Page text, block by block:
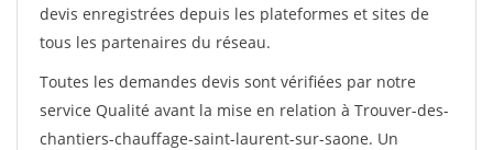
devis enregistrées depuis les plateformes et sites de
tous les partenaires du réseau.
Toutes les demandes devis sont vérifiées par notre
service Qualité avant la mise en relation à Trouver-des-
chantiers-chauffage-saint-laurent-sur-saone. Un